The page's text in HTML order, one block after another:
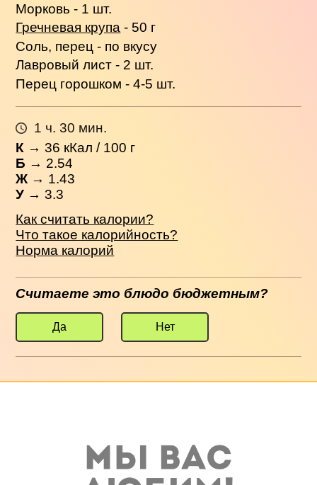
Морковь - 1 шт.
Гречневая крупа - 50 г
Соль, перец - по вкусу
Лавровый лист - 2 шт.
Перец горошком - 4-5 шт.
1 ч. 30 мин.
К →36 кКал / 100 г
Б → 2.54
Ж → 1.43
У → 3.3
Как считать калории?
Что такое калорийность?
Норма калорий
Считаете это блюдо бюджетным?
Да Нет